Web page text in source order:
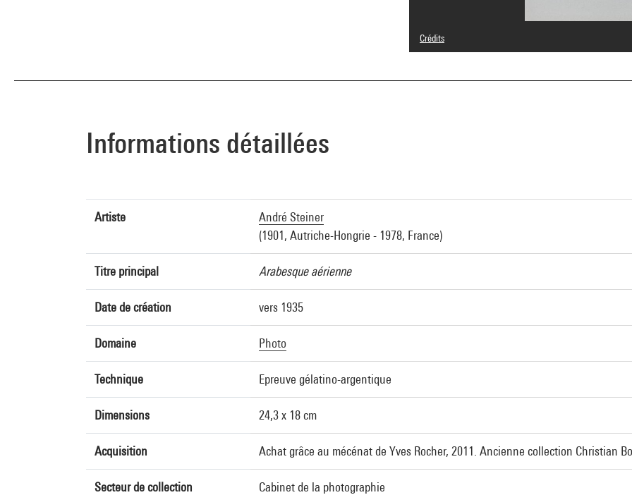
Crédits
© André Steiner
Réf. image : 4N80437
Informations détaillées
Artiste
André Steiner
(1901, Autriche-Hongrie - 1978, France)
Titre principal Arabesque aérienne
Date de création vers 1935
Domaine Photo
Technique Epreuve gélatino-argentique
Dimensions 24,3 x 18 cm
Acquisition Achat grâce au mécénat de Yves Rocher, 2011. Ancienne collection Christian
Secteur de collection Cabinet de la photographie